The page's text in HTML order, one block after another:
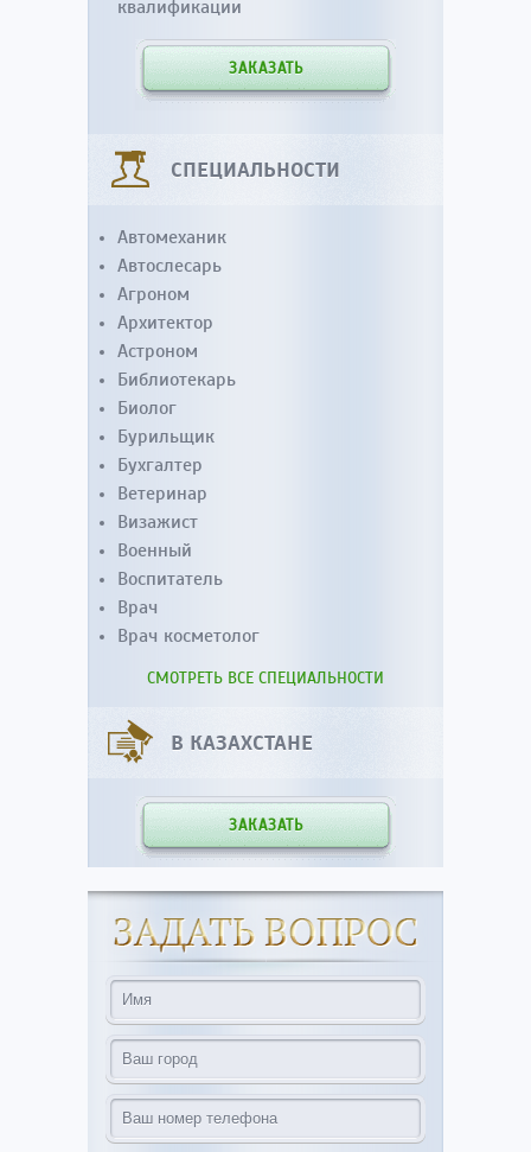
квалификации
ЗАКАЗАТЬ
СПЕЦИАЛЬНОСТИ
Автомеханик
Автослесарь
Агроном
Архитектор
Астроном
Библиотекарь
Биолог
Бурильщик
Бухгалтер
Ветеринар
Визажист
Военный
Воспитатель
Врач
Врач косметолог
СМОТРЕТЬ ВСЕ СПЕЦИАЛЬНОСТИ
В КАЗАХСТАНЕ
ЗАКАЗАТЬ